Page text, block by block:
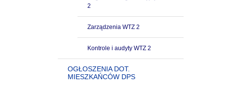
2
Zarządzenia WTZ 2
Kontrole i audyty WTZ 2
OGŁOSZENIA DOT.
MIESZKAŃCÓW DPS